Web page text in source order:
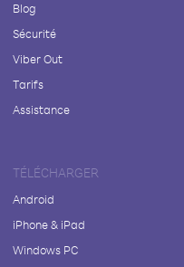
Blog
Sécurité
Viber Out
Tarifs
Assistance
TÉLÉCHARGER
Android
iPhone & iPad
Windows PC